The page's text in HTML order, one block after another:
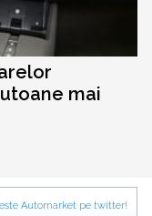
mai
Automarket pe twitter!